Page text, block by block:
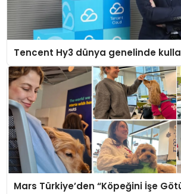
Tencent Hy3 dünya genelinde
Mars Türkiye’den “Köpeğini İşe